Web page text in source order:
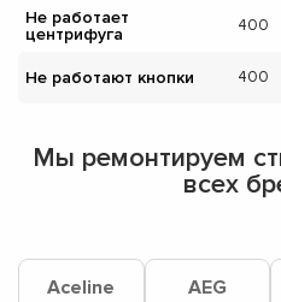
Не работает
центрифуга
400
Не работают кнопки 400
Мы ремонтируем
всех
Aceline AEG